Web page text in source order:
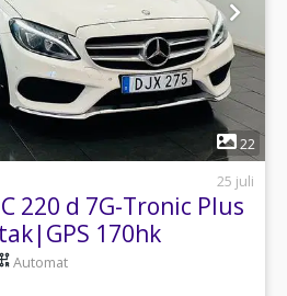
1
22
25 juli
220 d 7G-Tronic Plus
170hk
Automat